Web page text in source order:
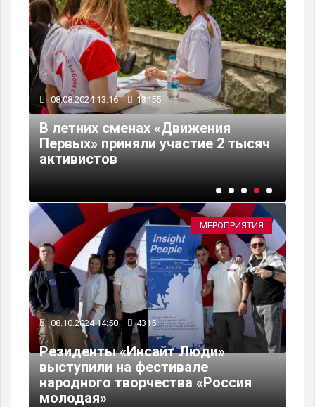
16.05.2023 09:38 10492
В Камышине масштабно
отпразднуют 107-летие Героя
Советского Союза Алексея
Маресьева
МЕРОПРИЯТИЯ
08.10.2024 14:50 4315
Резиденты «Инсайт Люди»
выступили на фестивале
народного творчества «Россия
молодая»